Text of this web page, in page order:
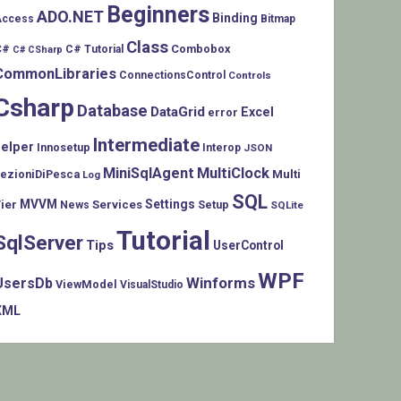
ADO.NET Beginners Binding Bitmap
C# CSharp C# Tutorial Class Combobox
ConnectionsControl Controls
Database DataGrid error Excel
Innosetup Intermediate Interop JSON
Log MiniSqlAgent MultiClock Multi
MVVM News Services Settings Setup SQL SQLite
TipsTutorial UserControl
ViewModel VisualStudio WinformsWPF